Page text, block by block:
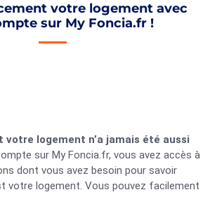
votre logement avec
sur My Foncia.fr !
logement n’a jamais été aussi
sur My Foncia.fr, vous avez accès à
dont vous avez besoin pour savoir
votre logement. Vous pouvez facilement